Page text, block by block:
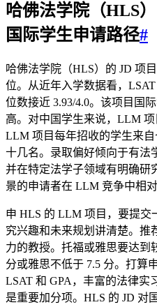
哈佛法学院（HLS
国际学生申请路径#
哈佛法学院（HLS）的 JD 项
位。从近年入学数据看，
位数接近 3.93/4.0。该项目国
高。对中国学生来说，LLM
LLM 项目每年招收的学生来
十几名。录取偏好倾向于有法
并在特定法学子领域有明确研
景的申请者在 LLM 竞争中相对
申 HLS 的 LLM 项目，要提交
究兴趣和未来规划讲清楚。推
力的教授。托福或雅思要达到
分或雅思不低于 7.5 分。打算
LSAT 和 GPA，丰富的法律实
是重要加分项。HLS 的 JD 对